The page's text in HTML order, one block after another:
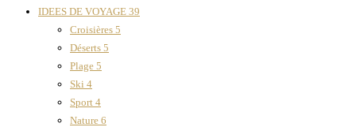
IDEES DE VOYAGE 39
Croisières 5
Déserts 5
Plage 5
Ski 4
Sport 4
Nature 6